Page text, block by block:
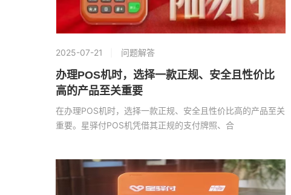
2025-07-21 问题解答
办理POS机时，选择一款正规、安全且性价比
高的产品至关重要
在办理POS机时，选择一款正规、安全且性价比高的产品至关
重要。星驿付POS机凭借其正规的支付牌照、合